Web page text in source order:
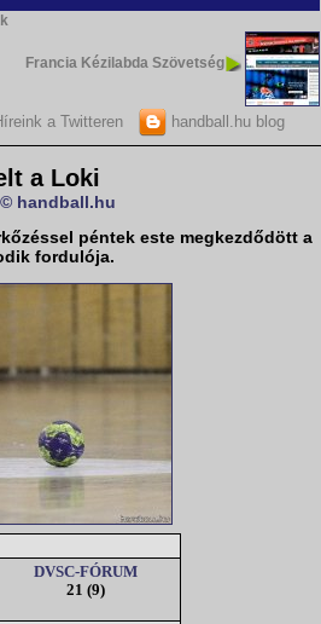
Francia Kézilabda Szövetség
a Twitteren handball.hu blog
a Loki
© handball.hu
péntek este megkezdődött a
fordulója.
DVSC-FÓRUM
21 (9)